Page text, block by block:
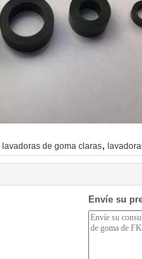
lavadoras de goma claras,
Envíe su